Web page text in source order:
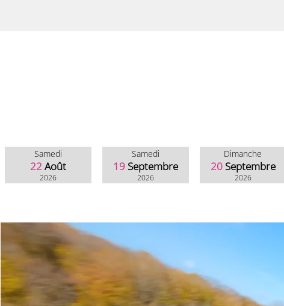
Samedi
22Août
2026
Samedi
19 Septembre
2026
Dimanche
20 Septembre
2026